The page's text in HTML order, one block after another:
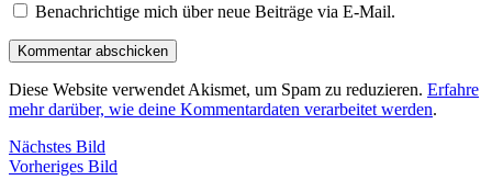
Benachrichtige mich über neue Beiträge via E-Mail.
Diese Website verwendet Akismet, um Spam zu reduzieren. Erfahre
mehr darüber, wie deine Kommentardaten verarbeitet werden.
Nächstes Bild
Vorheriges Bild